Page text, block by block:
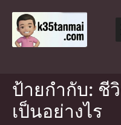
ป้ายกำกับ: ชี
เป็นอย่างไร